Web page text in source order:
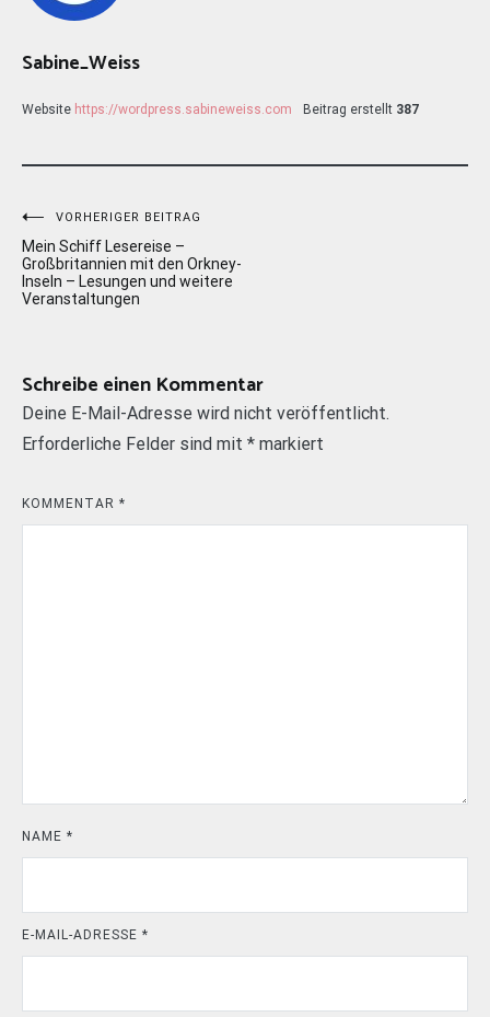
Sabine_Weiss
Website https://wordpress.sabineweiss.com Beitrag erstellt 387
Beitragsnavigation
VORHERIGER BEITRAG
Mein Schiff Lesereise –
Großbritannien mit den Orkney-
Inseln – Lesungen und weitere
Veranstaltungen
Schreibe einen Kommentar
Deine E-Mail-Adresse wird nicht veröffentlicht.
Erforderliche Felder sind mit * markiert
KOMMENTAR *
NAME *
E-MAIL-ADRESSE *